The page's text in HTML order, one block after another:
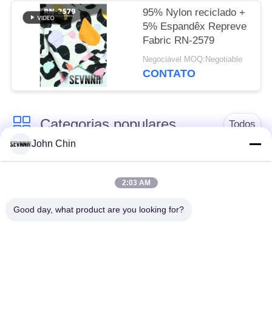
95% Nylon reciclado +
5% Espandêx Repreve
Fabric RN-2579
Negociável MOQ:Negotiable
CONTATO
Categorias populares Todos
Tela reciclada do
Tela de nylon
reciclada
tecido de poliéster
Tela reciclada de
John Chin
2:03 AM
Good day, what product are you looking for?